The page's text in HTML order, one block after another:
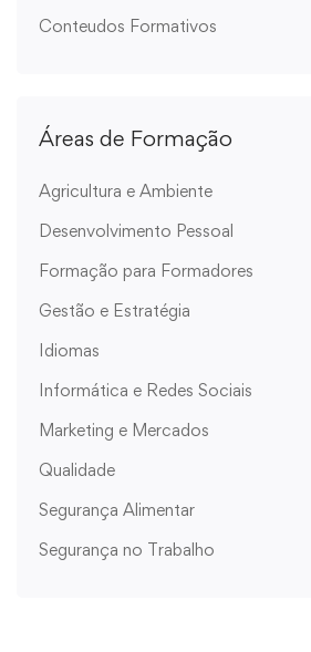
Conteudos Formativos
Áreas de Formação
Agricultura e Ambiente
Desenvolvimento Pessoal
Formação para Formadores
Gestão e Estratégia
Idiomas
Informática e Redes Sociais
Marketing e Mercados
Qualidade
Segurança Alimentar
Segurança no Trabalho